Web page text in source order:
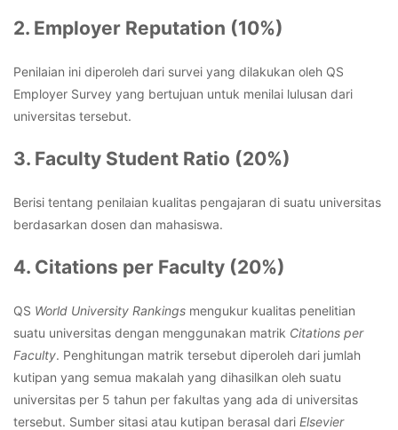
2. Employer Reputation (10%)
Penilaian ini diperoleh dari survei yang dilakukan oleh QS
Employer Survey yang bertujuan untuk menilai lulusan dari
universitas tersebut.
3. Faculty Student Ratio (20%)
Berisi tentang penilaian kualitas pengajaran di suatu universitas
berdasarkan dosen dan mahasiswa.
4. Citations per Faculty (20%)
QS World University Rankings mengukur kualitas penelitian
suatu universitas dengan menggunakan matrik Citations per
Faculty. Penghitungan matrik tersebut diperoleh dari jumlah
kutipan yang semua makalah yang dihasilkan oleh suatu
universitas per 5 tahun per fakultas yang ada di universitas
tersebut. Sumber sitasi atau kutipan berasal dari Elsevier